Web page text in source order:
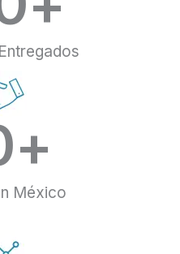
México
+